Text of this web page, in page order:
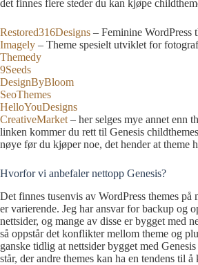
det finnes flere steder du kan kjøpe
Restored316Designs – Feminine WordPress
Imagely – Theme spesielt utviklet for
Themedy
9Seeds
DesignByBloom
SeoThemes
HelloYouDesigns
CreativeMarket – her selges mye annet enn
linken kommer du rett til Genesis
nøye før du kjøper noe, det hender at theme
Hvorfor vi anbefaler nettopp Genesis?
Det finnes tusenvis av WordPress themes på
er varierende. Jeg har ansvar for backup og
nettsider, og mange av disse er bygget med
så oppstår det konflikter mellom theme og
ganske tidlig at nettsider bygget med
står, der andre themes kan ha en tendens til å